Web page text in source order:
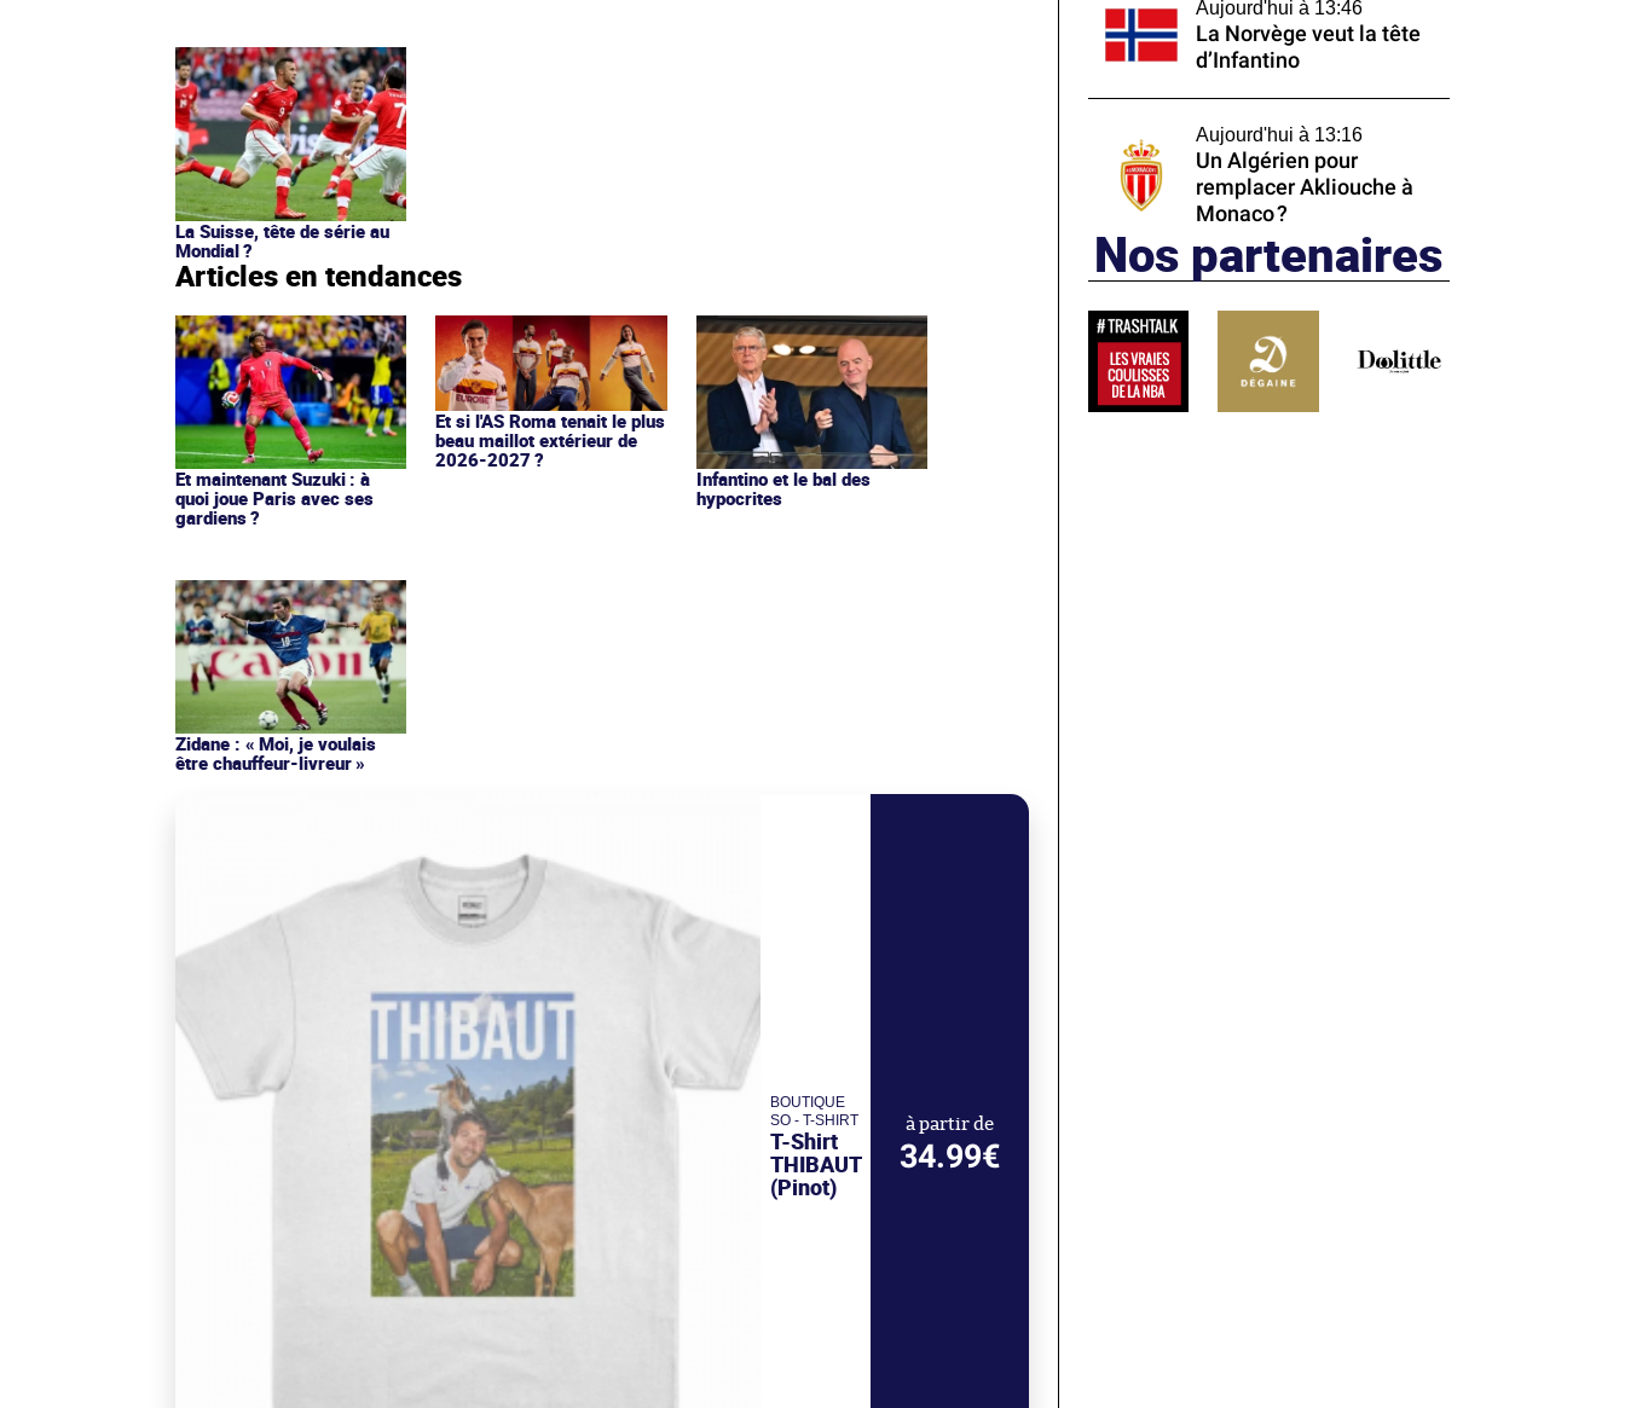
La Suisse, tête de série au
Mondial ?
Articles en tendances
Et maintenant Suzuki : à
quoi joue Paris avec ses
gardiens ?
Et si l'AS Roma tenait le plus
beau maillot extérieur de
2026-2027 ?
Infantino et le bal des
hypocrites
Zidane : « Moi, je voulais
être chauffeur-livreur »
BOUTIQUE
SO - T-SHIRT
T-Shirt
THIBAUT
(Pinot)
à partir de
34.99€
Aujourd'hui à 13:46
La Norvège veut la tête
d’Infantino
Aujourd'hui à 13:16
Un Algérien pour
remplacer Akliouche à
Monaco ?
Nos partenaires